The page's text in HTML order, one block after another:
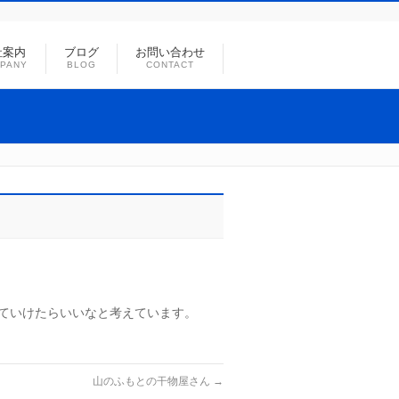
内 ブログ
BLOG
お問い合わせ
CONTACT
けたらいいなと考えています。
山のふもとの干物屋さん →